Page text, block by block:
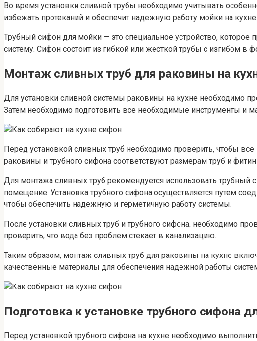
Во время установки сливной трубы необходимо учитывать
избежать протеканий и обеспечит надежную работу мойки на кухне.
Трубный сифон для мойки — это специальное устройство,
систему. Сифон состоит из гибкой или жесткой трубы с изгибом в
Монтаж сливных труб для раковины на
Для установки сливной системы раковины на кухне необходимо
Затем необходимо подготовить все необходимые инструменты и
Перед установкой сливных труб необходимо проверить, чтобы
раковины и трубного сифона соответствуют размерам труб и
Для монтажа сливных труб рекомендуется использовать трубный
помещение. Установка трубного сифона осуществляется путем
чтобы обеспечить надежную и герметичную работу системы.
После установки сливных труб и трубного сифона, необходимо
проверить, что вода без проблем стекает в канализацию.
Таким образом, монтаж сливных труб для раковины на кухне
качественные материалы для обеспечения надежной работы
Подготовка к установке трубного сифона
Перед установкой трубного сифона на кухне необходимо